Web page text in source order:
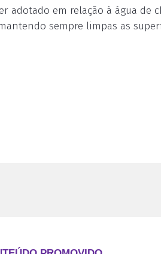
adotado em relação à água de
sempre limpas as